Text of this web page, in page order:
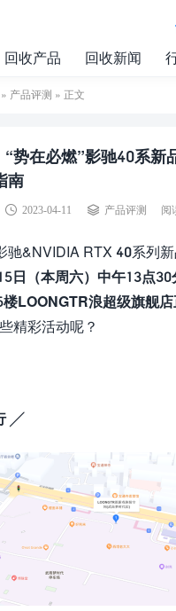
回收产品 回收新闻
» 产品评测 » 正文
势在必燃”影驰40系新
南
2023-04-11 产品评测 阅
驰&NVIDIA RTX 40系列
日（本周六）中午13点
LOONGTR浪超级旗舰
精彩活动呢？
╱